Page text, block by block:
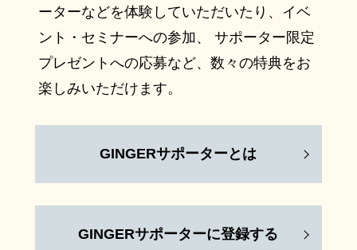
ーターなどを体験していただいたり、イベ
ント・セミナーへの参加、 サポーター限定
プレゼントへの応募など、数々の特典をお
楽しみいただけます。
GINGERサポーターとは
GINGERサポーターに登録する